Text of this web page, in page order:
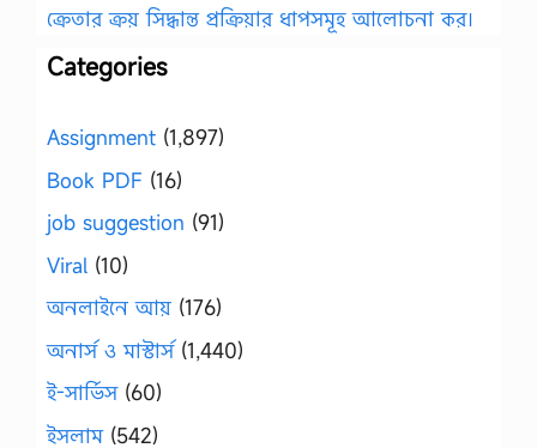
ক্রেতার ক্রয় সিদ্ধান্ত প্রক্রিয়ার ধাপসমূহ আলোচনা কর।
Categories
Assignment (1,897)
Book PDF (16)
job suggestion (91)
Viral (10)
অনলাইনে আয় (176)
অনার্স ও মাস্টার্স(1,440)
ই-সার্ভিস(60)
ইসলাম(542)